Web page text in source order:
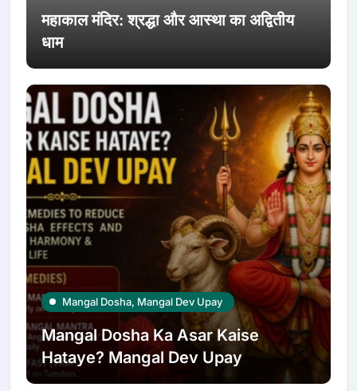
महाकाल मंदिर: श्रद्धा और आस्था का अद्वितीय
धाम
Mangal Dosha, Mangal Dev Upay
Mangal Dosha Ka Asar Kaise
Hataye? Mangal Dev Upay